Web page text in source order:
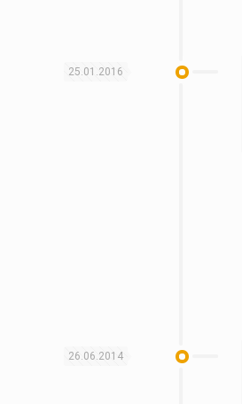
25.01.2016
26.06.2014